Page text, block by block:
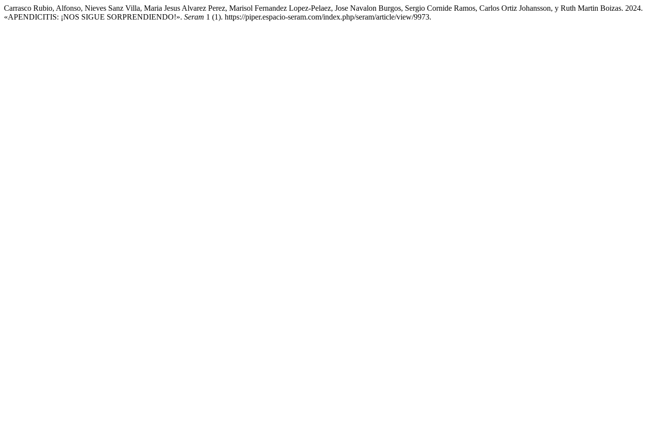
Carrasco Rubio, Alfonso, Nieves Sanz Villa, Maria Jesus Alvarez Perez, Marisol Fernandez Lopez-Pelaez, Jose Navalon Burgos, Sergio Cornide Ramos, Carlos Ortiz Johansson, y Ruth Martin Boizas. 2024.
«APENDICITIS: ¡NOS SIGUE SORPRENDIENDO!». Seram 1 (1). https://piper.espacio-seram.com/index.php/seram/article/view/9973.